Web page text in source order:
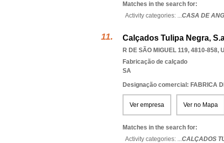
Matches in the search for:
Activity categories: ...CASA DE
Calçados Tulipa Negra,
R DE SÃO MIGUEL 119, 4810-858,
Fabricação de calçado
SA
Designação comercial: FABRICA
Ver empresa Ver no Mapa
Matches in the search for:
Activity categories: ...CALÇADOS